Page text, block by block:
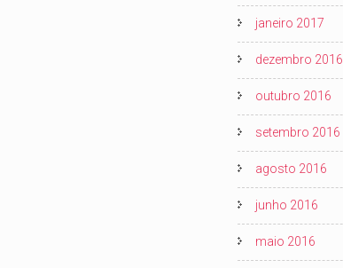
janeiro 2017
dezembro 2016
outubro 2016
setembro 2016
agosto 2016
junho 2016
maio 2016